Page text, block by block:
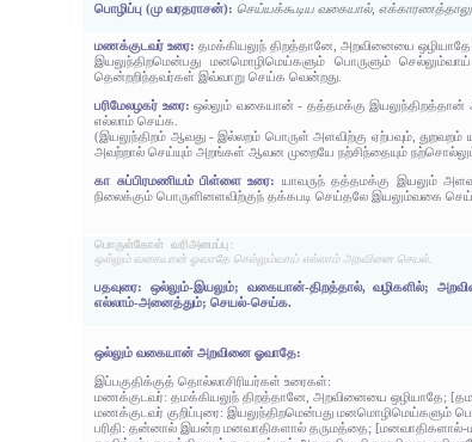
பொழிப்பு (மு வரதராசன்): செய்யக்கூடிய வகையால்,
மணக்குடவர் உரை:தமக்கியலுந் திறத்தானே, அறவினையை
இயலுந்திறமென்பது மனமொழிமெய்களும் பொருளும்
தென்றறிந்தவர்கள் இவ்வாறு செய்க வென்றது.
பரிமேலழகர் உரை:ஒல்லும் வகையான் - தத்தமக்கு
எல்லாம் செய்க.
(இயலுந்திறம் ஆவது - இல்லறம் பொருள் அளவிற்கு ஏற்பவும்,
அவற்றால் செய்யும் அறங்கள் ஆவன முறையே நற்சிந்தையும்
கா சுப்பிரமணியம் பிள்ளை உரை: யாவருந் தத்தமக்கு இயலும்
நிலைக்கும் பொருளினளவிற்குந் தக்கபடி செய்தலே இயலும்வகை
பொருள்கோள் வரிஅமைப்பு:
ஒல்லும் வகையான் ஓவாதே செல்லும்வாய் எல்லாம் அறவினை செயல்.
பதவுரை: ஒல்லும்-இயலும்; வகையான்-திறத்தால், வழிகளில்;
எல்லாம்-அனைத்தும்; செயல்-செய்க.
ஒல்லும் வகையான் அறவினை ஓவாதே:
இப்பகுதிக்குத் தொல்லாசிரியர்கள் உரைகள்:
மணக்குடவர்: தமக்கியலுந் திறத்தானே, அறவினையை ஒழியாதே;
மணக்குடவர் குறிப்புரை: இயலுந்திறமென்பது மனமொழிமெய்களும்
பரிதி: தன்னால் இயன்ற மனவாதிகளால் தருமத்தை; [மனவாதிகளால்-